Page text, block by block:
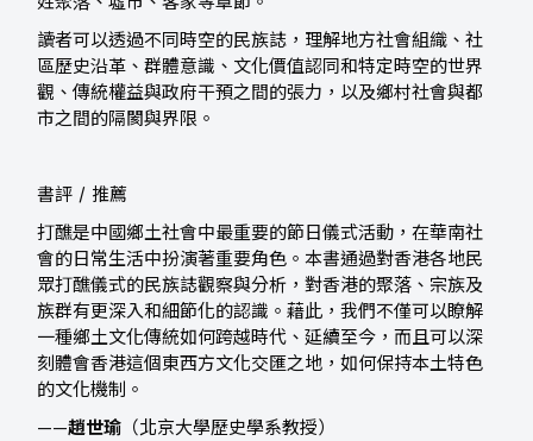
讀者可以透過不同時空的民族誌，理解地方社會組織、社
區歷史沿革、群體意識、文化價值認同和特定時空的世界
觀、傳統權益與政府干預之間的張力，以及鄉村社會與都
市之間的隔閡與界限。
書評 / 推薦
打醮是中國鄉土社會中最重要的節日儀式活動，在華南社
會的日常生活中扮演著重要角色。本書通過對香港各地民
眾打醮儀式的民族誌觀察與分析，對香港的聚落、宗族及
族群有更深入和細節化的認識。藉此，我們不僅可以瞭解
一種鄉土文化傳統如何跨越時代、延續至今，而且可以深
刻體會香港這個東西方文化交匯之地，如何保持本土特色
的文化機制。
——趙世瑜 （北京大學歷史學系教授）